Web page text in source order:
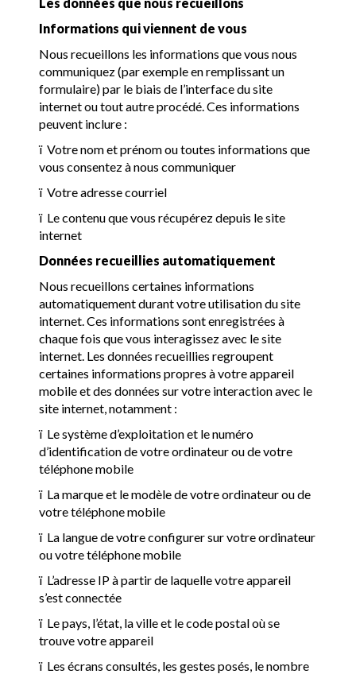
Informations qui viennent de vous
Nous recueillons les informations que vous nous
communiquez (par exemple en remplissant un
formulaire) par le biais de l’interface du site
internet ou tout autre procédé. Ces informations
peuvent inclure :
ï Votre nom et prénom ou toutes informations que
vous consentez à nous communiquer
ï Votre adresse courriel
ï Le contenu que vous récupérez depuis le site
internet
Données recueillies automatiquement
Nous recueillons certaines informations
automatiquement durant votre utilisation du site
internet. Ces informations sont enregistrées à
chaque fois que vous interagissez avec le site
internet. Les données recueillies regroupent
certaines informations propres à votre appareil
mobile et des données sur votre interaction avec le
site internet, notamment :
ï Le système d’exploitation et le numéro
d’identification de votre ordinateur ou de votre
téléphone mobile
ï La marque et le modèle de votre ordinateur ou de
votre téléphone mobile
ï La langue de votre configurer sur votre ordinateur
ou votre téléphone mobile
ï L’adresse IP à partir de laquelle votre appareil
s’est connectée
ï Le pays, l’état, la ville et le code postal où se
trouve votre appareil
ï Les écrans consultés, les gestes posés, le nombre